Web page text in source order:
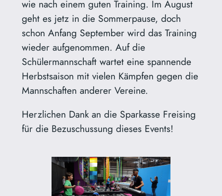
wie nach einem guten Training. Im August
geht es jetz in die Sommerpause, doch
schon Anfang September wird das Training
wieder aufgenommen. Auf die
Schülermannschaft wartet eine spannende
Herbstsaison mit vielen Kämpfen gegen die
Mannschaften anderer Vereine.
Herzlichen Dank an die Sparkasse Freising
für die Bezuschussung dieses Events!